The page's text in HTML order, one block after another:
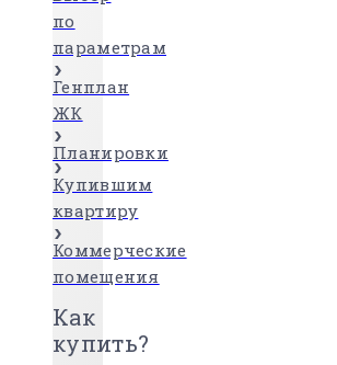
по
параметрам
Генплан
ЖК
Планировки
Купившим
квартиру
Коммерческие
помещения
Как
купить?